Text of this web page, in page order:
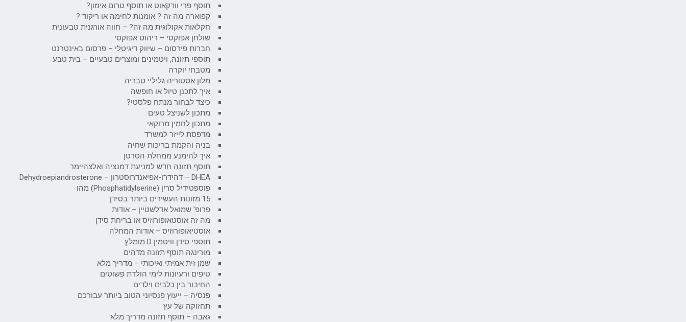
תוסף פרי וורקאוט או תוסף טרום אימון?
קפוארה מה זה ? אומנות לחימה או ריקוד ?
חקלאות אקולוגית מה זה? – חווה אורגנית טבעונית
שולחן אפוקסי – ריהוט אפוקסי
חברות פירסום – שיווק דיגיטלי – פרסום באינטרנט
תוספי תזונה, ויטמינים ומוצרים טבעיים – בית טבע
מטבחי יוקרה
מלון אסטוריה גליליי טבריה
איך לתכנן טיול או חופשה
כיצד לבחור מנתח פלסטי?
מתכון לשניצל טעים
מתכון לחמין מרוקאי
מדפסת לייזר למשרד
בניה והקמת בריכות שחיה
איך להימנע ממחלת הסרטן
תוסף תזונה חדש למניעת דמנציה ואלצהיימר
DHEA – דהידרו-אפיאנדרוסטרון – Dehydroepiandrosterone
פוספטידיל סרין (Phosphatidylserine) מהו
15 מזונות העשירים ביותר בסידן
פרופ' שמואל אדלשטיין – אודות
מה זה אוסטאופורוזיס או בריחת סידן
אוסטיאופורוזיס – אודות המחלה
תוספי סידן וויטמין D מומלץ
מורינגה תוסף תזונה מדהים
שמן זית אמיתי ואיכותי – מדריך מלא
טיפים ורעיונות לימי הולדת פשוטים
החיבור בין כלבים וילדים
פנסיה – ייעוץ פנסיוני הטוב ביותר עבורכם
תחזוקה של עץ
גאבה – תוסף תזונה מדריך מלא